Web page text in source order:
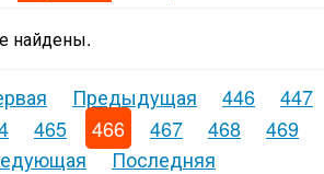
найдены.
Предыдущая 446
447
465 466 467 468
469
Последняя